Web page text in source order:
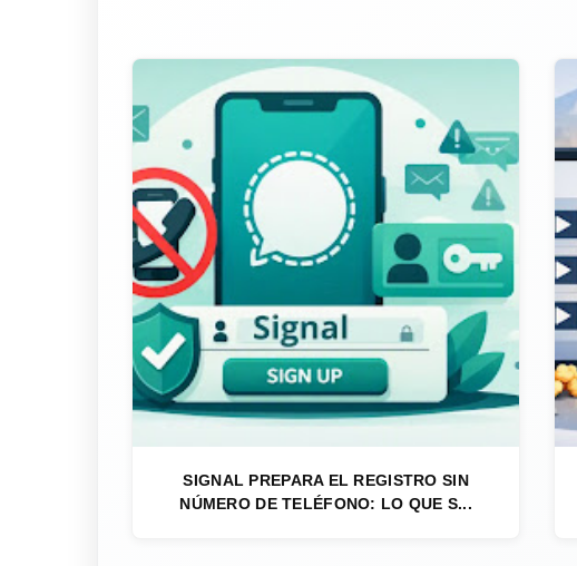
SIGNAL PREPARA EL REGISTRO SIN
NÚMERO DE TELÉFONO: LO QUE S...